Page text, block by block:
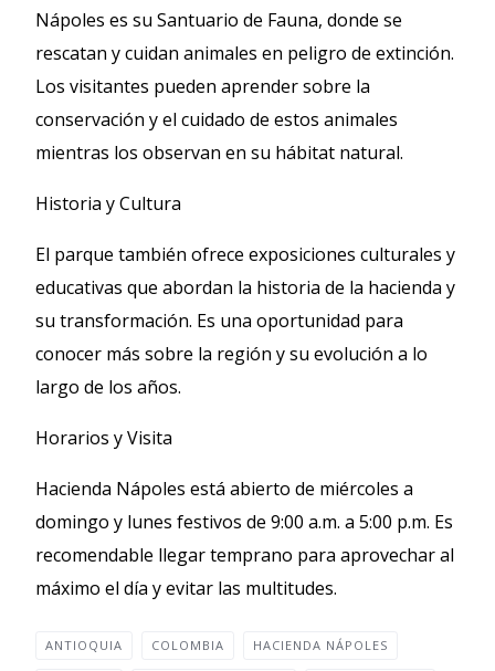
Nápoles es su Santuario de Fauna, donde se
rescatan y cuidan animales en peligro de extinción.
Los visitantes pueden aprender sobre la
conservación y el cuidado de estos animales
mientras los observan en su hábitat natural.
Historia y Cultura
El parque también ofrece exposiciones culturales y
educativas que abordan la historia de la hacienda y
su transformación. Es una oportunidad para
conocer más sobre la región y su evolución a lo
largo de los años.
Horarios y Visita
Hacienda Nápoles está abierto de miércoles a
domingo y lunes festivos de 9:00 a.m. a 5:00 p.m. Es
recomendable llegar temprano para aprovechar al
máximo el día y evitar las multitudes.
ANTIOQUIA COLOMBIA HACIENDA NÁPOLES